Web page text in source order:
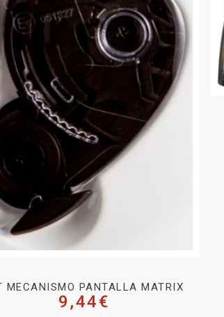
MECANISMO PANTALLA MATRIX
9,44€